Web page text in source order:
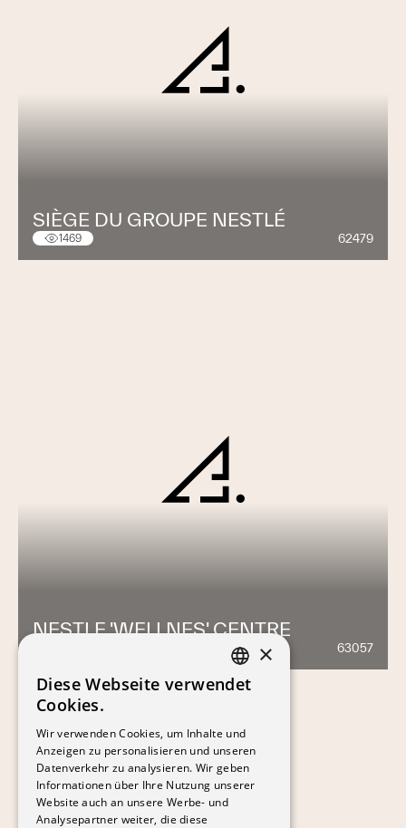
SIÈGE DU GROUPE NESTLÉ
1469 62479
NESTLE 'WELLNES' CENTRE
63057
FRENCH
×
Diese Webseite verwendet
Cookies.
Wir verwenden Cookies, um Inhalte und
Anzeigen zu personalisieren und unseren
Datenverkehr zu analysieren. Wir geben
Informationen über Ihre Nutzung unserer
Website auch an unsere Werbe- und
Analysepartner weiter, die diese